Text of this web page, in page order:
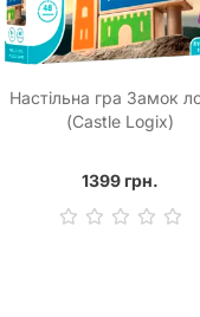
Настільна гра Замок
(Castle Logix)
1399 грн.